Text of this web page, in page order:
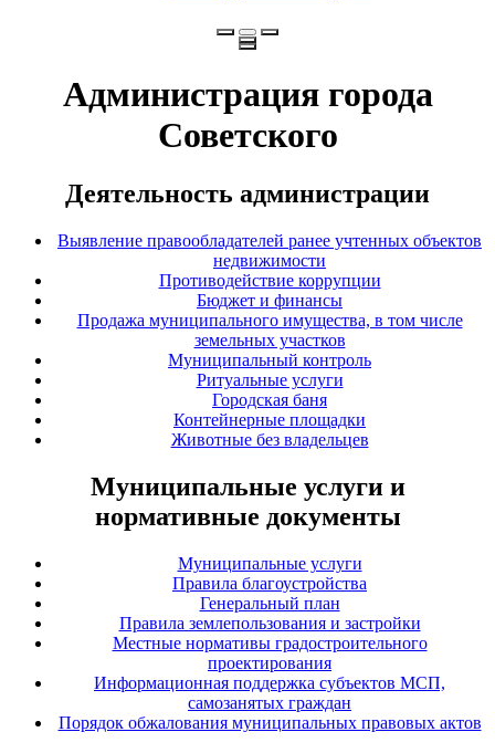
Администрация города
Советского
Деятельность администрации
Выявление правообладателей ранее учтенных объектов
недвижимости
Противодействие коррупции
Бюджет и финансы
Продажа муниципального имущества, в том числе
земельных участков
Муниципальный контроль
Ритуальные услуги
Городская баня
Контейнерные площадки
Животные без владельцев
Муниципальные услуги и
нормативные документы
Муниципальные услуги
Правила благоустройства
Генеральный план
Правила землепользования и застройки
Местные нормативы градостроительного
проектирования
Информационная поддержка субъектов МСП,
самозанятых граждан
Порядок обжалования муниципальных правовых актов